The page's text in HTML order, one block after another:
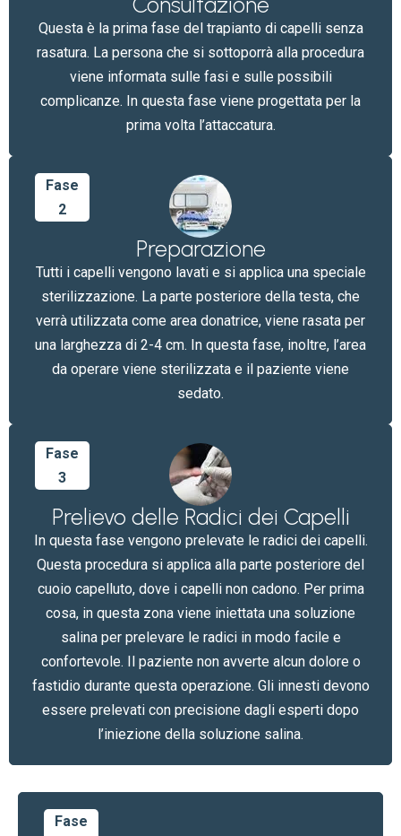
Questa è la prima fase del trapianto di capelli senza
rasatura. La persona che si sottoporrà alla procedura
viene informata sulle fasi e sulle possibili
complicanze. In questa fase viene progettata per la
prima volta l’attaccatura.
Fase
2
Preparazione
Tutti i capelli vengono lavati e si applica una speciale
sterilizzazione. La parte posteriore della testa, che
verrà utilizzata come area donatrice, viene rasata per
una larghezza di 2-4 cm. In questa fase, inoltre, l’area
da operare viene sterilizzata e il paziente viene
sedato.
Fase
3
Prelievo delle Radici dei Capelli
In questa fase vengono prelevate le radici dei capelli.
Questa procedura si applica alla parte posteriore del
cuoio capelluto, dove i capelli non cadono. Per prima
cosa, in questa zona viene iniettata una soluzione
salina per prelevare le radici in modo facile e
confortevole. Il paziente non avverte alcun dolore o
fastidio durante questa operazione. Gli innesti devono
essere prelevati con precisione dagli esperti dopo
l’iniezione della soluzione salina.
Fase